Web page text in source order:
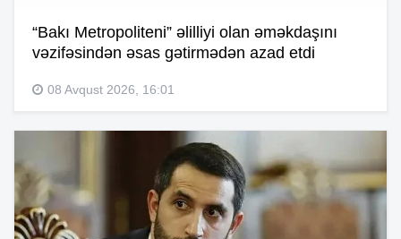
“Bakı Metropoliteni” əlilliyi olan əməkdaşını
vəzifəsindən əsas gətirmədən azad etdi
08 Avqust 2026, 16:01